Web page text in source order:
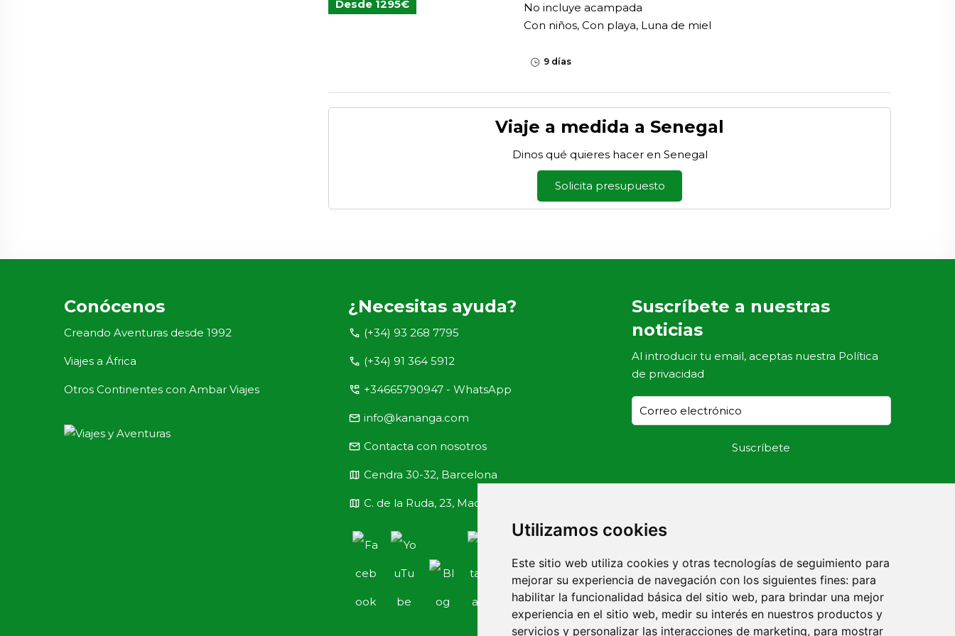
Utilizamos cookies
Este sitio web utiliza cookies y otras tecnologías de seguimiento para
mejorar su experiencia de navegación con los siguientes fines: para
habilitar la funcionalidad básica del sitio web, para brindar una mejor
experiencia en el sitio web, medir su interés en nuestros productos y
servicios y personalizar las interacciones de marketing, para mostrar
Desde 1295€
No incluye acampada
Con niños, Con playa, Luna de miel
9 días
Viaje a medida a Senegal
Dinos qué quieres hacer en Senegal
Solicita presupuesto
Conócenos
Creando Aventuras desde 1992
Viajes a África
Otros Continentes con Ambar Viajes
¿Necesitas ayuda?
call (+34) 93 268 7795
call (+34) 91 364 5912
perm_phone_msg +34665790947 - WhatsApp
email info@kananga.com
email Contacta con nosotros
map Cendra 30-32, Barcelona
map C. de la Ruda, 23, Madrid
Suscríbete a nuestras
noticias
Al introducir tu email, aceptas nuestra Política
de privacidad